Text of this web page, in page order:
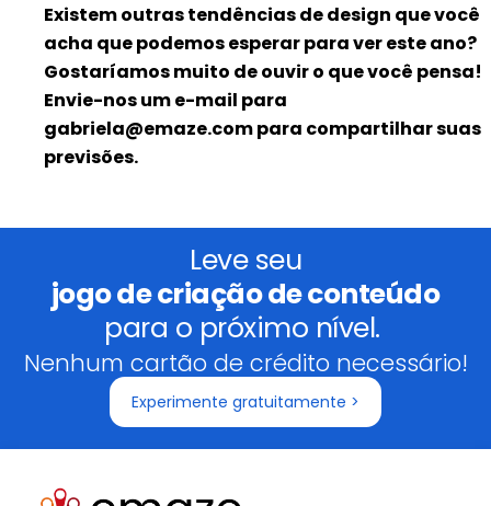
Existem outras tendências de design que você
acha que podemos esperar para ver este ano?
Gostaríamos muito de ouvir o que você pensa!
Envie-nos um e-mail para
gabriela@emaze.com para compartilhar suas
previsões.
Leve seu
jogo de criação de conteúdo
para o próximo nível.
Nenhum cartão de crédito necessário!
Experimente gratuitamente >